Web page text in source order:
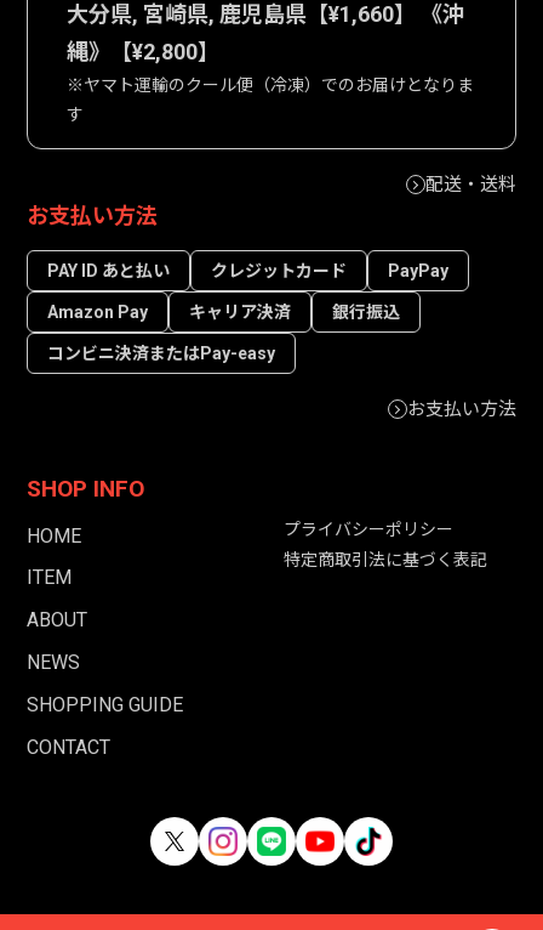
大分県, 宮崎県, 鹿児島県【¥1,660】 《沖
縄》【¥2,800】
※ヤマト運輸のクール便（冷凍）でのお届けとなりま
す
配送・送料
お支払い方法
PAY ID あと払い クレジットカード PayPay
Amazon Pay キャリア決済 銀行振込
コンビニ決済またはPay-easy
お支払い方法
SHOP INFO
HOME
ITEM
ABOUT
NEWS
SHOPPING GUIDE
CONTACT
プライバシーポリシー
特定商取引法に基づく表記